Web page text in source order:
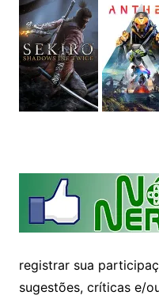
registrar sua
sugestões, críticas e/